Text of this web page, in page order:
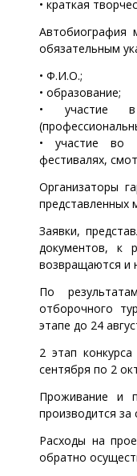
• краткая
обязательным
• Ф.И.О.;
• образование;
• участие в
• участие во
фестивалях,
Организаторы
представленных
Заявки,
документов, к
возвращаются и
По
отборочного
этапе до 24
2 этап
сентября по 2
Проживание и
производится за
Расходы на
обратно